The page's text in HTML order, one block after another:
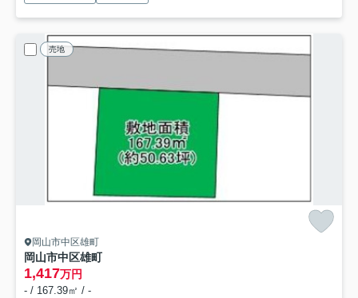
売地
岡山市中区雄町
岡山市中区雄町
1,417万円
- / 167.39㎡ / -